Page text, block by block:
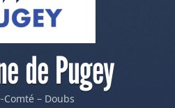
de Pugey
Comté – Doubs